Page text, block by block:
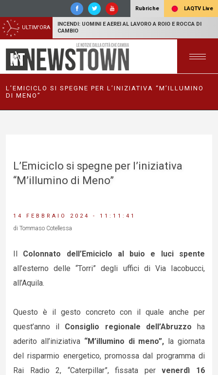
Rubriche LAQTV Live
ULTIM'ORA
INCENDI: UOMINI E AEREI AL LAVORO A ROIO E ROCCA DI
CAMBIO
L’EMICICLO SI SPEGNE PER L’INIZIATIVA “M’ILLUMINO
DI MENO”
L’Emiciclo si spegne per l’iniziativa
“M’illumino di Meno”
14 FEBBRAIO 2024 - 11:11:41
di Tommaso Cotellessa
Il Colonnato dell’Emiciclo al buio e luci spente
all’esterno delle “Torri” degli uffici di Via Iacobucci,
all’Aquila.
Questo è il gesto concreto con il quale anche per
quest’anno il Consiglio regionale dell’Abruzzo ha
aderito all’iniziativa “M’illumino di meno”, la giornata
del risparmio energetico, promossa dal programma di
Rai Radio 2, “Caterpillar”, fissata pervenerdì 16